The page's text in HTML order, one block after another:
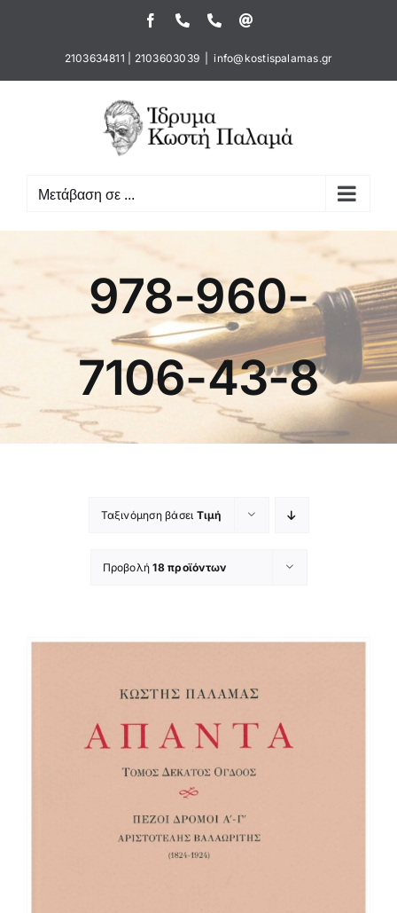
περιεχόμενο
FacebookΤηλέφωνοΤηλέφωνο
2103634811 2103603039 info@kostispalamas.gr
Μετάβαση σε ...
978-960-
7106-43-8
Ταξινόμηση βάσει Τιμή
Προβολή18 προϊόντων